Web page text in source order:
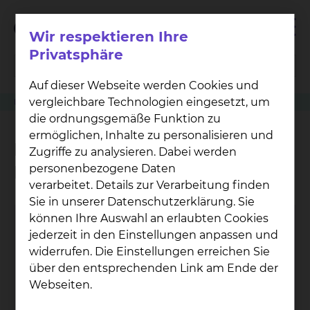
Leistung Neurologie Neurologische Intensivmedizin
Neurologische
Intensivmedizin
Neu­ro­lo­gi­sche
In­ten­siv­sta­ti­on
Fichtengrund 1, 38126 Braunschweig
Wir respektieren Ihre
Privatsphäre
Auf dieser Webseite werden Cookies und
vergleichbare Technologien eingesetzt, um
die ordnungsgemäße Funktion zu
ermöglichen, Inhalte zu personalisieren und
Zugriffe zu analysieren. Dabei werden
personenbezogene Daten
verarbeitet. Details zur Verarbeitung finden
Sie in unserer Datenschutzerklärung. Sie
können Ihre Auswahl an erlaubten Cookies
jederzeit in den Einstellungen anpassen und
widerrufen. Die Einstellungen erreichen Sie
über den entsprechenden Link am Ende der
Webseiten.